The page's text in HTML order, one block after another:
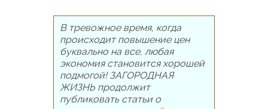
В тревожное время, когда
происходит повышение цен
буквально на все, любая
экономия становится хорошей
подмогой! ЗАГОРОДНАЯ
ЖИЗНЬ продолжит
публиковать статьи о